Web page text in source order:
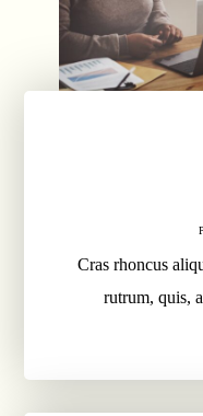
Cras rhoncus
rutrum, quis,